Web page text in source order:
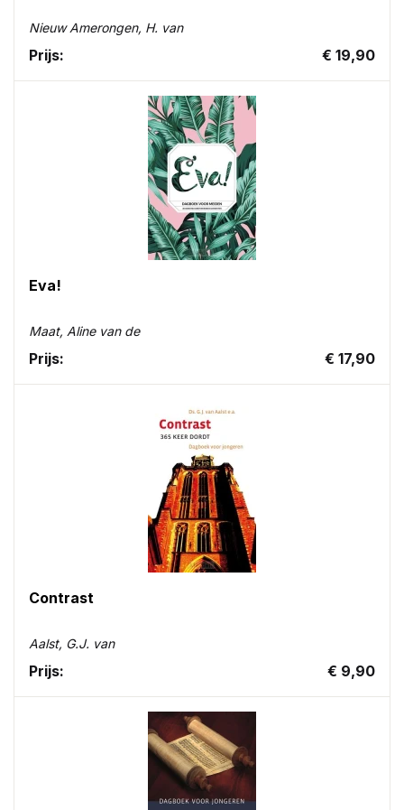
Nieuw Amerongen, H. van
Prijs: € 19,90
Eva!
Maat, Aline van de
Prijs: € 17,90
Contrast
Aalst, G.J. van
Prijs: € 9,90